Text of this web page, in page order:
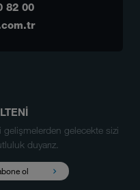
82 00
gelişmelerden gelecekte sizi
duyarız.
ol